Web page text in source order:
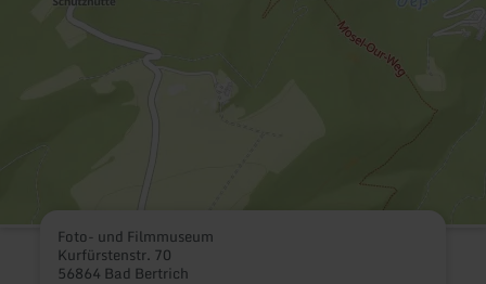
Foto- und Filmmuseum
Kurfürstenstr. 70
56864 Bad Bertrich